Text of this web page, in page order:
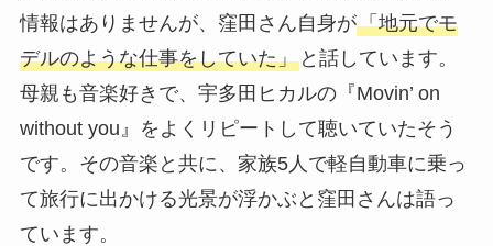
情報はありませんが、窪田さん自身が「地元でモ
デルのような仕事をしていた」と話しています。
母親も音楽好きで、宇多田ヒカルの『Movin’ on
without you』をよくリピートして聴いていたそう
です。その音楽と共に、家族5人で軽自動車に乗っ
て旅行に出かける光景が浮かぶと窪田さんは語っ
ています。